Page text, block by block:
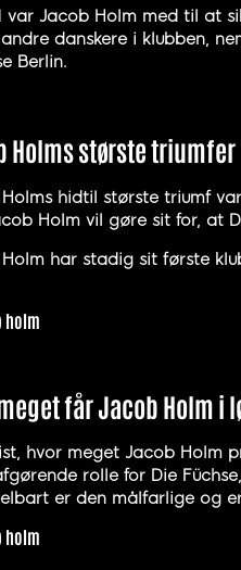
var Jacob Holm med til at
danskere i klubben,
Berlin.
Holms største triumfer
hidtil største triumf
Holm vil gøre sit for, at
har stadig sit første
får Jacob Holm i
hvor meget Jacob Holm
rolle for Die
er den målfarlige og